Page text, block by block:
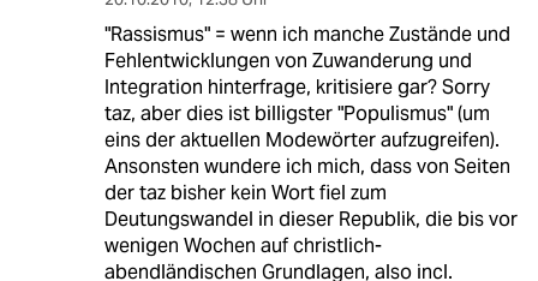
"Rassismus" = wenn ich manche Zustände und
Fehlentwicklungen von Zuwanderung und
Integration hinterfrage, kritisiere gar? Sorry
taz, aber dies ist billigster "Populismus" (um
eins der aktuellen Modewörter aufzugreifen).
Ansonsten wundere ich mich, dass von Seiten
der taz bisher kein Wort fiel zum
Deutungswandel in dieser Republik, die bis vor
wenigen Wochen auf christlich-
abendländischen Grundlagen, also incl.